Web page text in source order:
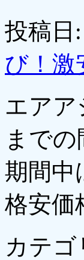
投稿日:
び！激
エアア
まで
期間中
格安価
カテゴ